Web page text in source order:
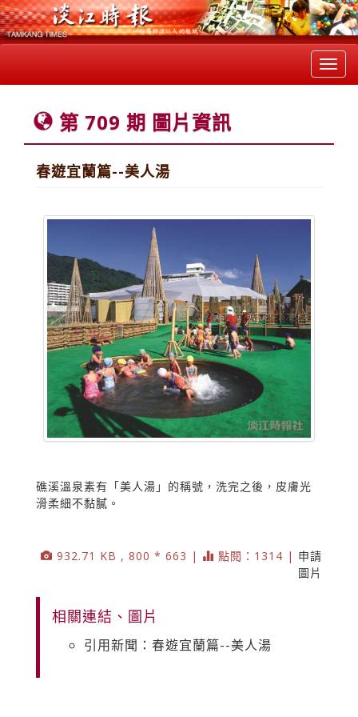
第 709 期 圖片資訊
春遊宜蘭篇--美人湯
礁溪溫泉素有「美人湯」的稱號，洗完之後，皮膚光
滑柔細不黏膩。
932.71 KB , 800 * 663 | 點閱：1314 | 申請
圖片
相關連結、圖片
引用新聞：春遊宜蘭篇--美人湯